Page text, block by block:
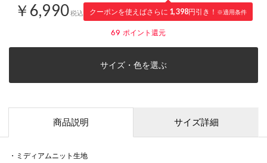
￥6,990税込 クーポンを使えばさらに 1,398円引き！ ※適用条件
69 ポイント還元
サイズ・色を選ぶ
商品説明 サイズ詳細
・ミディアムニット生地